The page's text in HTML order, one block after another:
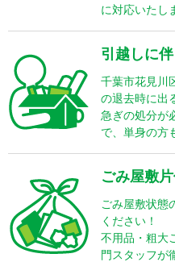
に対応いたし
引越しに
千葉市花見川
の退去時に出
急ぎの処分が
で、単身の方
ごみ屋敷
ごみ屋敷状態
ください！
不用品・粗大
門スタッフが